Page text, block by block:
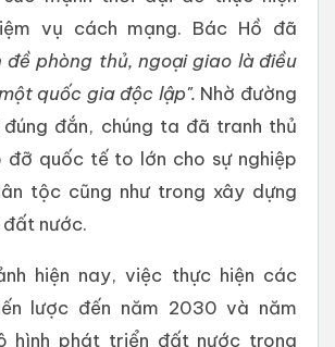
vụ cách mạng. Bác Hồ đã
đề phòng thủ, ngoại giao là điều
quốc gia độc lập". Nhờ đường
đắn, chúng ta đã tranh thủ
đỡ quốc tế to lớn cho sự nghiệp
tộc cũng như trong xây dựng
nước.
hiện nay, việc thực hiện các
lược đến năm 2030 và năm
hình phát triển đất nước trong